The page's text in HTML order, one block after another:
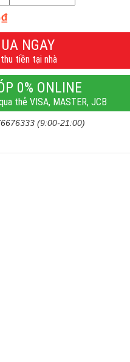
NGAY
tiền tại nhà
0% ONLINE
thẻ VISA, MASTER, JCB
(9:00-21:00)